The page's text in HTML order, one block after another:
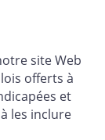
site Web
offerts à
et
les inclure